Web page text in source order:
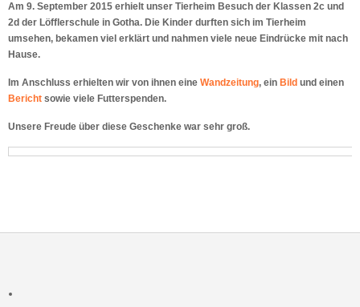
Am 9. September 2015 erhielt unser Tierheim Besuch der Klassen 2c und
2d der Löfflerschule in Gotha. Die Kinder durften sich im Tierheim
umsehen, bekamen viel erklärt und nahmen viele neue Eindrücke mit nach
Hause.
Im Anschluss erhielten wir von ihnen eine Wandzeitung, ein Bild und einen
Bericht sowie viele Futterspenden.
Unsere Freude über diese Geschenke war sehr groß.